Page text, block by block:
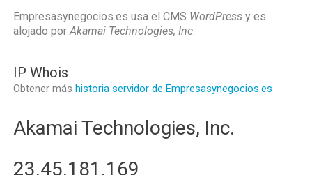
Empresasynegocios.es usa el CMS WordPress y es
alojado porAkamai Technologies, Inc.
IP Whois
Obtener más historia servidor de Empresasynegocios.es
Akamai Technologies, Inc.
23.45.181.169